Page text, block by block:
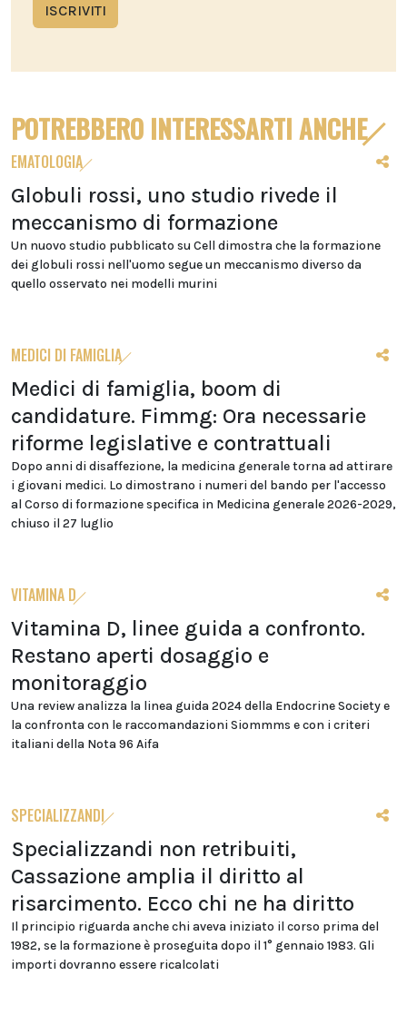
ISCRIVITI
POTREBBERO INTERESSARTI ANCHE
EMATOLOGIA
Globuli rossi, uno studio rivede il
meccanismo di formazione
Un nuovo studio pubblicato su Cell dimostra che la formazione
dei globuli rossi nell'uomo segue un meccanismo diverso da
quello osservato nei modelli murini
MEDICI DI FAMIGLIA
Medici di famiglia, boom di
candidature. Fimmg: Ora necessarie
riforme legislative e contrattuali
Dopo anni di disaffezione, la medicina generale torna ad attirare
i giovani medici. Lo dimostrano i numeri del bando per l'accesso
al Corso di formazione specifica in Medicina generale 2026-2029,
chiuso il 27 luglio
VITAMINA D
Vitamina D, linee guida a confronto.
Restano aperti dosaggio e
monitoraggio
Una review analizza la linea guida 2024 della Endocrine Society e
la confronta con le raccomandazioni Siommms e con i criteri
italiani della Nota 96 Aifa
SPECIALIZZANDI
Specializzandi non retribuiti,
Cassazione amplia il diritto al
risarcimento. Ecco chi ne ha diritto
Il principio riguarda anche chi aveva iniziato il corso prima del
1982, se la formazione è proseguita dopo il 1° gennaio 1983. Gli
importi dovranno essere ricalcolati